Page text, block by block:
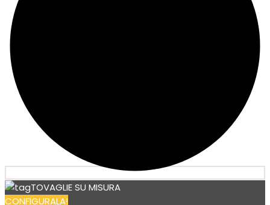
TOVAGLIE SU MISURA
CONFIGURALA!